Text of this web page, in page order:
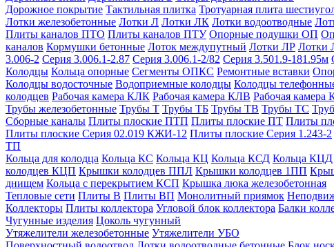
Дорожное покрытие Тактильная плитка Тротуарная плита
Лотки железобетонные Лотки Л Лотки ЛК Лотки водоотводные
Плиты каналов ПТО Плиты каналов ПТУ Опорные подушки ОП
каналов Кормушки бетонные Лоток междупутный Лотки ЛР Лотки
3.006-2 Серия 3.006.1-2.87 Серия 3.006.1-2/82 Серия 3.501.9-181.95м
Колодцы Кольца опорные Сегменты ОПКС Ремонтные вставки
Колодцы водосточные Водоприемные колодцы Колодцы
колодцев Рабочая камера КЛК Рабочая камера КЛВ Рабочая камера
Трубы железобетонные Трубы Т Трубы ТБ Трубы ТВ Трубы ТС
Сборные каналы Плиты плоские ПТП Плиты плоские ПТ Плиты
Плиты плоские Серия 02.019 КЖИ-12 Плиты плоские Серия 1.243-2
ТП
Кольца для колодца Кольца КС Кольца КЦ Кольца КСД Кольца КЦД
колодцев КЦП Крышки колодцев ППЛ Крышки колодцев 1ПП
днищем Кольца с перекрытием КСП Крышка люка железобетонная
Тепловые сети Плиты В Плиты ВП Монолитный приямок
Коллекторы Плиты коллектора Угловой блок коллектора Балки
Чугунные изделия Цоколь чугунный
Утяжелители железобетонные Утяжелители УБО